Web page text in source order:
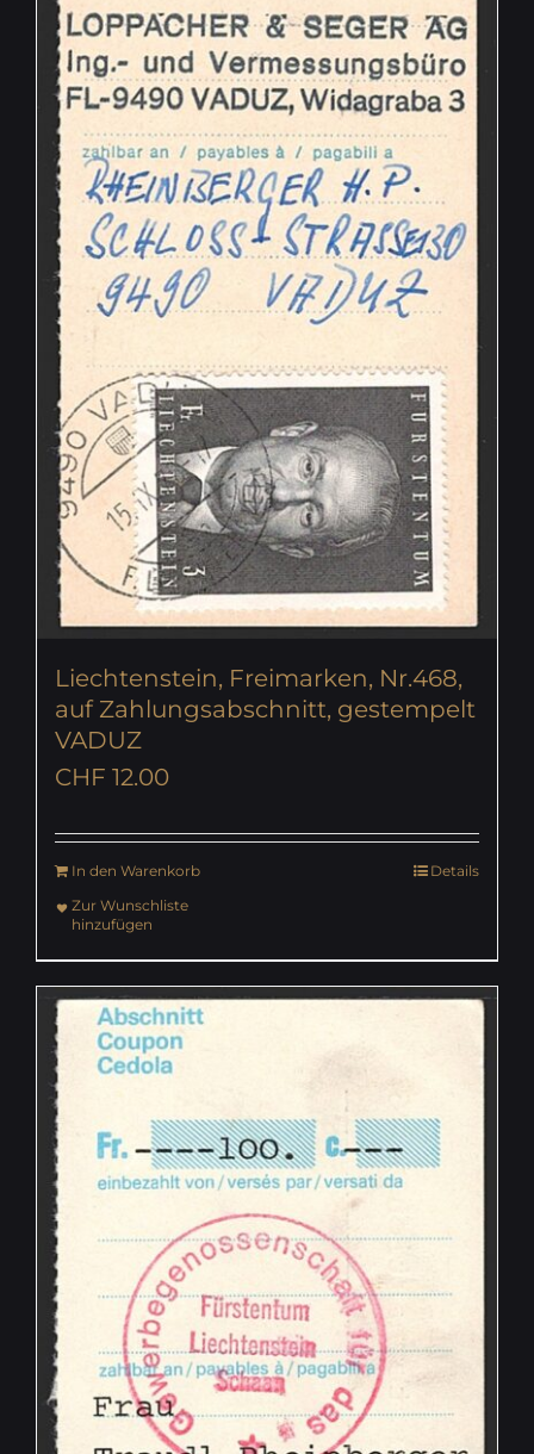
Liechtenstein, Freimarken, Nr.468,
auf Zahlungsabschnitt, gestempelt
VADUZ
CHF 12.00
In den Warenkorb
Details
Zur Wunschliste
hinzufügen